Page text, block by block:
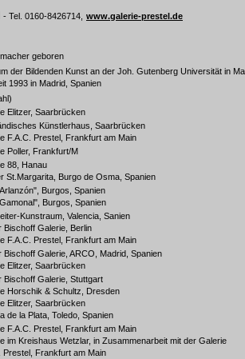
- Tel. 0160-8426714, www.galerie-prestel.de
geboren
der Bildenden Kunst an der Joh. Gutenberg Universität in
1993 in Madrid, Spanien
Elitzer, Saarbrücken
Künstlerhaus, Saarbrücken
F.A.C. Prestel, Frankfurt am Main
Poller, Frankfurt/M
88, Hanau
St.Margarita, Burgo de Osma, Spanien
Burgos, Spanien
Burgos, Spanien
Kunstraum, Valencia, Sanien
Bischoff Galerie, Berlin
F.A.C. Prestel, Frankfurt am Main
Bischoff Galerie, ARCO, Madrid, Spanien
Elitzer, Saarbrücken
Bischoff Galerie, Stuttgart
Horschik & Schultz, Dresden
Elitzer, Saarbrücken
de la Plata, Toledo, Spanien
F.A.C. Prestel, Frankfurt am Main
im Kreishaus Wetzlar, in Zusammenarbeit mit der Galerie
Prestel, Frankfurt am Main